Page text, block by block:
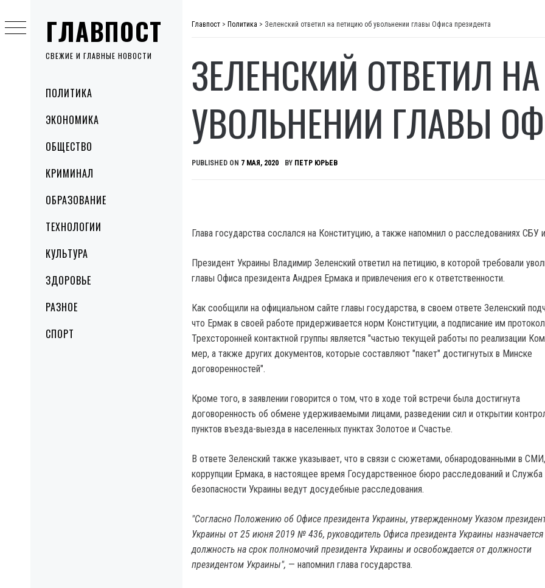
ГЛАВПОСТ
СВЕЖИЕ И ГЛАВНЫЕ НОВОСТИ
MenuПОЛИТИКА
ЭКОНОМИКА
ОБЩЕСТВО
КРИМИНАЛ
ОБРАЗОВАНИЕ
ТЕХНОЛОГИИ
КУЛЬТУРА
ЗДОРОВЬЕ
РАЗНОЕ
СПОРТ
to
content
Главпост > Политика > Зеленский ответил на петицию об увольнении главы Офиса президента
ЗЕЛЕНСКИЙ ОТВЕТИЛ
УВОЛЬНЕНИИ ГЛАВЫ
PUBLISHED ON 7 МАЯ, 2020 BY ПЕТР ЮРЬЕВ
Глава государства сослался на Конституцию, а также напомнил о расследованиях СБУ
Президент Украины Владимир Зеленский ответил на петицию, в которой требовали
главы Офиса президента Андрея Ермака и привлечения его к ответственности.
Как сообщили на официальном сайте главы государства, в своем ответе Зеленский
что Ермак в своей работе придерживается норм Конституции, а подписание им
Трехсторонней контактной группы является "частью текущей работы по реализации
мер, а также других документов, которые составляют "пакет" достигнутых в Минске
договоренностей".
Кроме того, в заявлении говорится о том, что в ходе той встречи была достигнута
договоренность об обмене удерживаемыми лицами, разведении сил и открытии
пунктов въезда-выезда в населенных пунктах Золотое и Счастье.
В ответе Зеленский также указывает, что в связи с сюжетами, обнародованными в
коррупции Ермака, в настоящее время Государственное бюро расследований и Служба
безопасности Украины ведут досудебные расследования.
"Согласно Положению об Офисе президента Украины, утвержденному Указом
Украины от 25 июня 2019 № 436, руководитель Офиса президента Украины назначается
должность на срок полномочий президента Украины и освобождается от должности
президентом Украины", — напомнил глава государства.